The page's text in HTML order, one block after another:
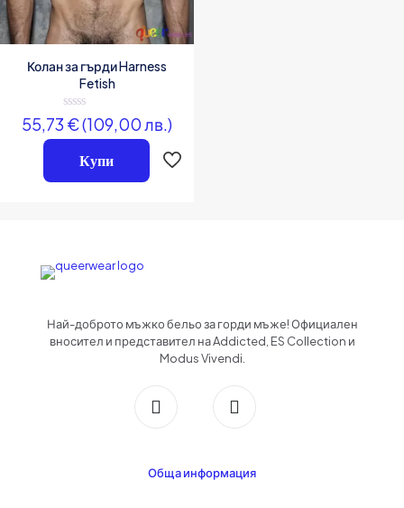
Колан за гърди Harness
Fetish
Оценено
на
55,73 €(109,00 лв.)
Купи
Най-доброто мъжко бельо за горди мъже! Официален
вносител и представител на Addicted, ES Collection и
Modus Vivendi.
Обща информация